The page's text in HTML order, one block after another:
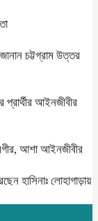
চট্টগ্রাম উত্তর
প্রার্থীর আইনজীবীর
আশা আইনজীবীর
হাসিনাঃ লোহাগাড়ায়